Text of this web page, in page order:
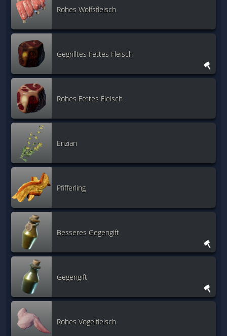
Rohes Wolfsfleisch
Gegrilltes Fettes Fleisch
Rohes Fettes Fleisch
Enzian
Pfifferling
Besseres Gegengift
Gegengift
Rohes Vogelfleisch